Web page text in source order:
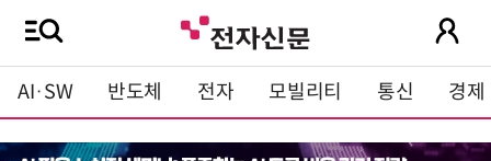
AI·SW 반도체 전자 모빌리티 통신 경제